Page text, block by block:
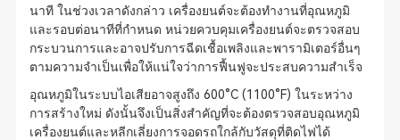
นาที ในช่วงเวลาดังกล่าว เครื่องยนต์จะต้องทำงานที่อุณหภูมิ
และรอบต่อนาทีที่กำหนด หน่วยควบคุมเครื่องยนต์จะตรวจสอบ
กระบวนการและอาจปรับการฉีดเชื้อเพลิงและพารามิเตอร์อื่นๆ
ตามความจำเป็นเพื่อให้แน่ใจว่าการฟื้นฟูจะประสบความสำเร็จ
อุณหภูมิในระบบไอเสียอาจสูงถึง 600°C (1100°F) ในระหว่าง
การสร้างใหม่ ดังนั้นจึงเป็นสิ่งสำคัญที่จะต้องตรวจสอบอุณหภูมิ
เครื่องยนต์และหลีกเลี่ยงการจอดรถใกล้กับวัสดุที่ติดไฟได้